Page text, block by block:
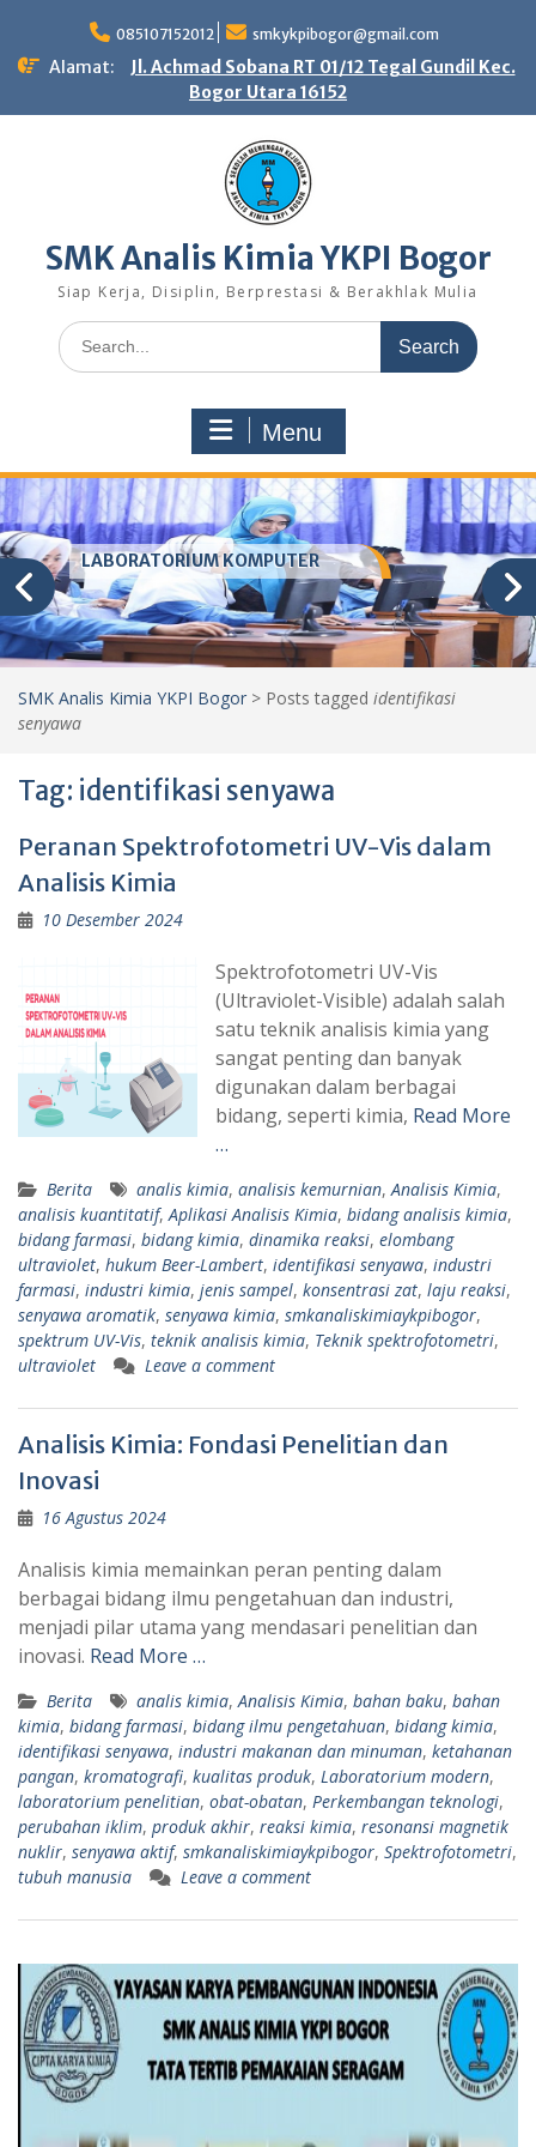
content
085107152012 smkykpibogor@gmail.com
Alamat:
Jl. Achmad Sobana RT 01/12 Tegal Gundil Kec.
Bogor Utara 16152
SMK Analis Kimia YKPI Bogor
Siap Kerja, Disiplin, Berprestasi & Berakhlak Mulia
Search
for:
Menu
LABORATORIUM KIMIA
SMK Analis Kimia YKPI Bogor > Posts tagged identifikasi
senyawa
Tag: identifikasi senyawa
Peranan Spektrofotometri UV-Vis dalam
Analisis Kimia
10 Desember 2024
Spektrofotometri UV-Vis
(Ultraviolet-Visible) adalah salah
satu teknik analisis kimia yang
sangat penting dan banyak
digunakan dalam berbagai
bidang, seperti kimia, Read More
…
Berita analis kimia, analisis kemurnian, Analisis Kimia,
analisis kuantitatif, Aplikasi Analisis Kimia, bidang analisis kimia,
bidang farmasi, bidang kimia, dinamika reaksi, elombang
ultraviolet, hukum Beer-Lambert, identifikasi senyawa, industri
farmasi, industri kimia, jenis sampel, konsentrasi zat, laju reaksi,
senyawa aromatik, senyawa kimia, smkanaliskimiaykpibogor,
spektrum UV-Vis, teknik analisis kimia, Teknik spektrofotometri,
ultraviolet
Leave a comment
Analisis Kimia: Fondasi Penelitian dan
Inovasi
16 Agustus 2024
Analisis kimia memainkan peran penting dalam
berbagai bidang ilmu pengetahuan dan industri,
menjadi pilar utama yang mendasari penelitian dan
inovasi. Read More …
Berita analis kimia, Analisis Kimia, bahan baku, bahan
kimia, bidang farmasi, bidang ilmu pengetahuan, bidang kimia,
identifikasi senyawa, industri makanan dan minuman, ketahanan
pangan, kromatografi, kualitas produk, Laboratorium modern,
laboratorium penelitian, obat-obatan, Perkembangan teknologi,
perubahan iklim, produk akhir, reaksi kimia, resonansi magnetik
nuklir, senyawa aktif, smkanaliskimiaykpibogor, Spektrofotometri,
tubuh manusia
Leave a comment